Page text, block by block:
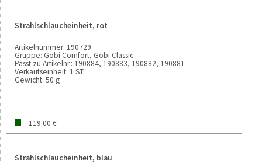
Strahlschlaucheinheit, rot
Artikelnummer: 190729
Gruppe: Gobi Comfort, Gobi Classic
Passt zu Artikelnr.: 190884, 190883, 190882, 190881
Verkaufseinheit: 1 ST
Gewicht: 50 g
119.00 €
Strahlschlaucheinheit, blau